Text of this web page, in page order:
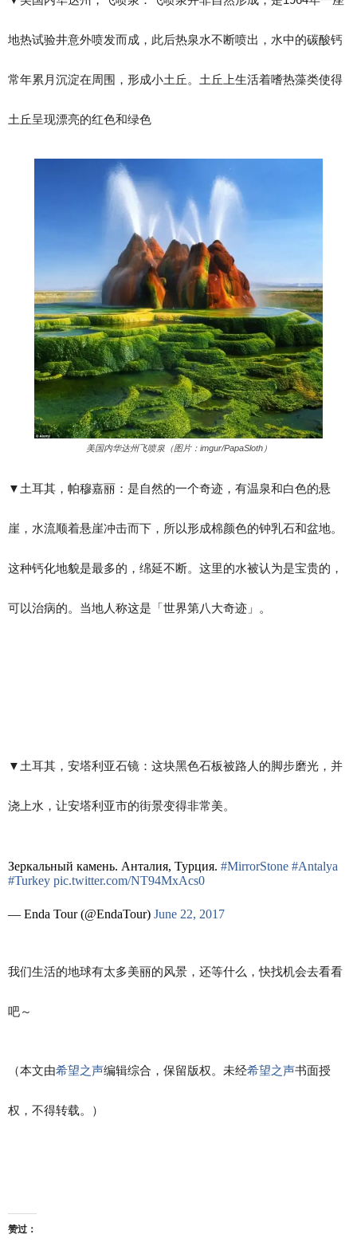
地热试验井意外喷发而成，此后热泉水不断喷出，水中的碳酸钙
常年累月沉淀在周围，形成小土丘。土丘上生活着嗜热藻类使得
土丘呈现漂亮的红色和绿色
美国内华达州飞喷泉（图片：imgur/PapaSloth）
▼​土耳其，帕穆嘉丽：是自然的一个奇迹，有温泉和白色的悬
崖，水流顺着悬崖冲击而下，所以形成棉颜色的钟乳石和盆地。
这种钙化地貌是最多的，绵延不断。这里的水被认为是宝贵的，
可以治病的。当地人称这是「世界第八大奇迹」。
▼​土耳其，安塔利亚石镜：这块黑色石板被路人的脚步磨光，并
浇上水，让安塔利亚市的街景变得非常美。
Зеркальный камень. Анталия, Турция. #MirrorStone #Antalya
#Turkey pic.twitter.com/NT94MxAcs0
— Enda Tour (@EndaTour) June 22, 2017
我们生活的地球有太多美丽的风景，还等什么，快找机会去看看
吧～
（本文由希望之声编辑综合，保留版权。未经希望之声书面授
权，不得转载。）
赞过：